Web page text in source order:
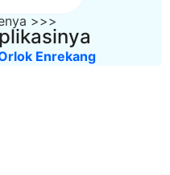
>>>
Enrekang